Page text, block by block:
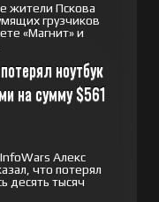
жители Пскова
грузчиков
«Магнит» и
ноутбук
на сумму $561
Алекс
что потерял
десять тысяч